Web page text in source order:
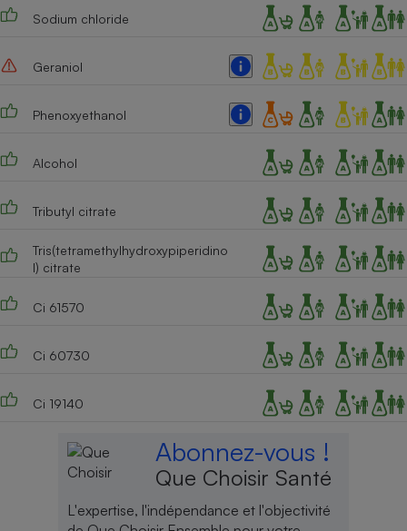
Sodium chloride
Geraniol
Phenoxyethanol
Alcohol
Tributyl citrate
Tris(tetramethylhydroxypiperidino
l) citrate
Ci 61570
Ci 60730
Ci 19140
Abonnez-vous !
Que Choisir Santé
L'expertise, l'indépendance et l'objectivité